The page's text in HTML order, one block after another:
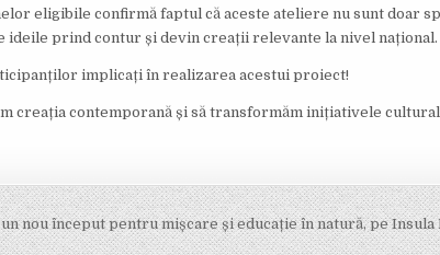
eligibile confirmă faptul că aceste ateliere nu sunt doar
ideile prind contur și devin creații relevante la nivel național.
implicați în realizarea acestui proiect!
creația contemporană și să transformăm inițiativele
nou început pentru mișcare și educație în natură, pe Insula